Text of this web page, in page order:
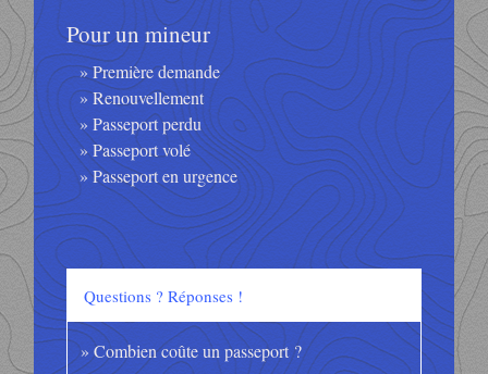
Pour un mineur
Première demande
Renouvellement
Passeport perdu
Passeport volé
Passeport en urgence
Questions ? Réponses !
Combien coûte un passeport ?